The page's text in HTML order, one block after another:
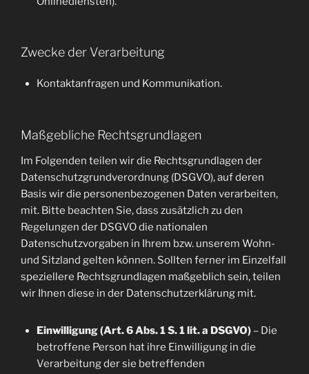
Zwecke der Verarbeitung
Kontaktanfragen und Kommunikation.
Maßgebliche Rechtsgrundlagen
Im Folgenden teilen wir die Rechtsgrundlagen der
Datenschutzgrundverordnung (DSGVO), auf deren
Basis wir die personenbezogenen Daten verarbeiten,
mit. Bitte beachten Sie, dass zusätzlich zu den
Regelungen der DSGVO die nationalen
Datenschutzvorgaben in Ihrem bzw. unserem Wohn-
und Sitzland gelten können. Sollten ferner im Einzelfall
speziellere Rechtsgrundlagen maßgeblich sein, teilen
wir Ihnen diese in der Datenschutzerklärung mit.
Einwilligung (Art. 6 Abs. 1 S. 1 lit. a DSGVO)– Die
betroffene Person hat ihre Einwilligung in die
Verarbeitung der sie betreffenden